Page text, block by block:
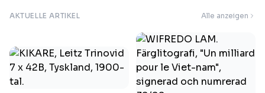
AKTUELLE ARTIKEL Alle anzeigen